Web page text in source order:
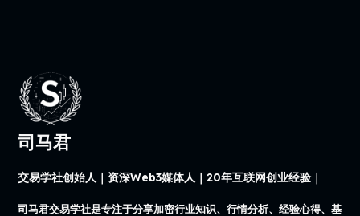
司马君
交易学社创始人｜资深Web3媒体人｜20年互联网创业经验｜
司马君交易学社是专注于分享加密行业知识、行情分析、经验心得、基